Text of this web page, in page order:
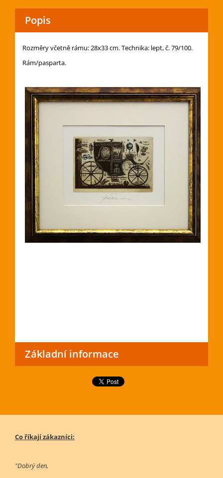
Popis
Rozměry včetně rámu: 28x33 cm. Technika: lept, č. 79/100.
Rám/pasparta.
Základní informace
Co říkají zákazníci:
"Dobrý den,